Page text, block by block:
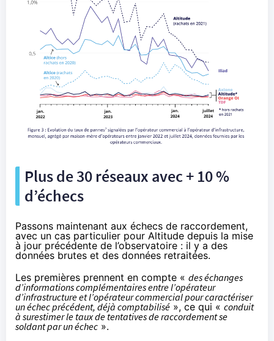
Plus de 30 réseaux avec + 10 %
d’échecs
Passons maintenant aux échecs de raccordement,
avec un cas particulier pour Altitude depuis la mise
à jour précédente de l’observatoire : il y a des
données brutes et des données retraitées.
Les premières prennent en compte « des échanges
d’informations complémentaires entre l’opérateur
d’infrastructure et l’opérateur commercial pour caractériser
un échec précédent, déjà comptabilisé », ce qui « conduit
à surestimer le taux de tentatives de raccordement se
soldant par un échec ».